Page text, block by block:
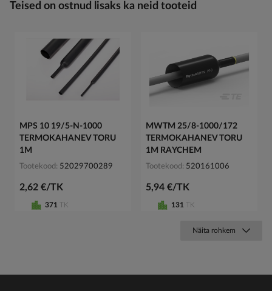
Teised on ostnud lisaks ka neid tooteid
MPS 10 19/5-N-1000
TERMOKAHANEV TORU
1M
Tootekood 52029700289
2,62 €/TK
371 TK
MWTM 25/8-1000/172
TERMOKAHANEV TORU
1M RAYCHEM
Tootekood 520161006
5,94 €/TK
131 TK
Näita rohkem